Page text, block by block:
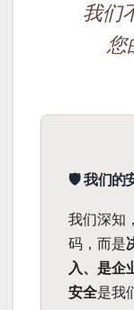
我们
您
🛡️ 我们的
我们深知
码，而是
入、是企
安全是我